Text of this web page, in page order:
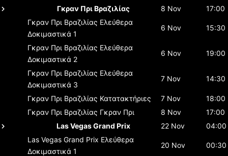
Γκραν Πρι Βραζιλίας 8 Nov
17:00
Γκραν Πρι Βραζιλίας Ελεύθερα
Δοκιμαστικά 1
6 Nov 15:30
Γκραν Πρι Βραζιλίας Ελεύθερα
Δοκιμαστικά 2
6 Nov 19:00
Γκραν Πρι Βραζιλίας Ελεύθερα
Δοκιμαστικά 3
7 Nov 14:30
Γκραν Πρι Βραζιλίας Κατατακτήριες 7 Nov
18:00
Γκραν Πρι Βραζιλίας Γκραν Πρι 8 Nov
17:00
Las Vegas Grand Prix
22 Nov
04:00
Las Vegas Grand Prix Ελεύθερα
Δοκιμαστικά 1
20 Nov 00:30